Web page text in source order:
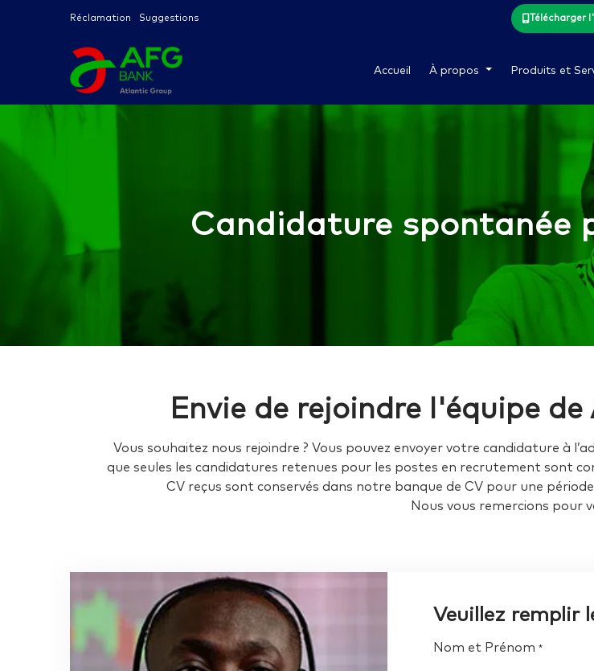
Réclamation Suggestions Télécharger
Accueil À propos Produits et
Candidature spontanée
Envie de rejoindre l'équipe
Vous souhaitez nous rejoindre ? Vous pouvez envoyer votre candidature à
que seules les candidatures retenues pour les postes en recrutement sont
CV reçus sont conservés dans notre banque de CV pour une
Nous vous remercions pour
Veuillez remplir
Nom et Prénom *